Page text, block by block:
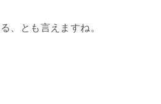
、とも言えますね。